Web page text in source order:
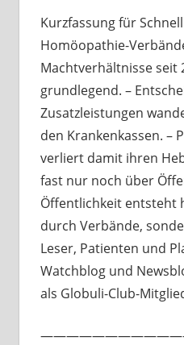
Kurzfassung für
Homöopathie-
Machtverhältnisse seit
grundlegend. –
Zusatzleistungen
den Krankenkassen. –
verliert damit ihren
fast nur noch über
Öffentlichkeit entsteht
durch Verbände,
Leser, Patienten und
Watchblog und
als Globuli-Club-